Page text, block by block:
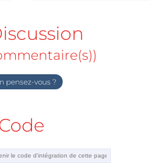
et distribution de la TNT en
ADSL/câble ».
en 2011
pensez-vous ?